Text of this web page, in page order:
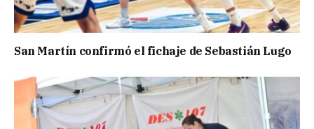
San Martín confirmó el fichaje de Sebastián Lugo